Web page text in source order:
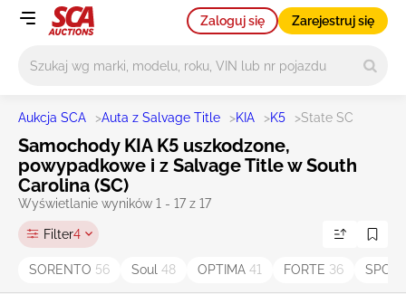
Zaloguj się Zarejestruj się
Aukcja SCA >Auta z Salvage Title >KIA >K5 >State SC
Samochody KIA K5 uszkodzone,
powypadkowe i z Salvage Title w South
Carolina (SC)
Wyświetlanie wyników 1 - 17 z 17
Filter4
SORENTO 56 Soul 48 OPTIMA 41 FORTE 36